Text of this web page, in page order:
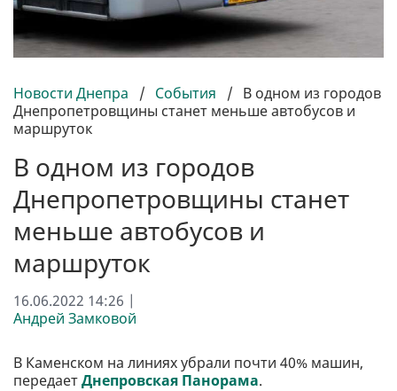
Новости Днепра / События / В одном из городов
Днепропетровщины станет меньше автобусов и
маршруток
В одном из городов
Днепропетровщины станет
меньше автобусов и
маршруток
16.06.2022 14:26 |
Андрей Замковой
В Каменском на линиях убрали почти 40% машин,
передаетДнепровская Панорама.